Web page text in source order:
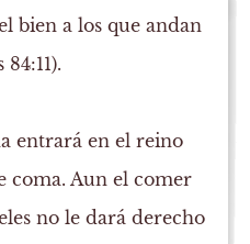
bien a los que andan
entrará en el reino
coma. Aun el comer
no le dará derecho